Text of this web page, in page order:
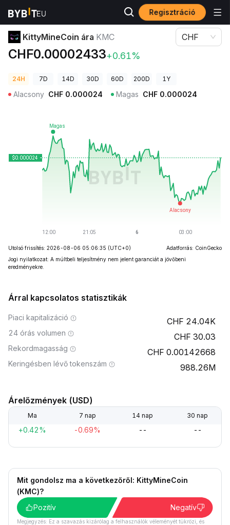
Regisztráció
Kriptovaluta árak KittyMineCoin ára KMC
KittyMineCoin ára KMC
CHF0.00002433+0.61%
CHF
24H 7D 14D 30D 60D 200D 1Y
Alacsony CHF 0.000024 Magas CHF 0.000024
Utolsó frissítés: 2026-08-06 05:06:35 (UTC+0)
Adatforrás: CoinGecko
Jogi nyilatkozat: A múltbeli teljesítmény nem jelent garanciát a jövőbeni
eredményekre.
Árral kapcsolatos statisztikák
Piaci kapitalizáció 24.04K
24 órás volumen 30.03
Rekordmagasság 0.00142668
Keringésben lévő tokenszám 988.26M
Árelőzmények (USD)
Ma 7 nap 14 nap 30 nap
+0.42% -0.69% -- --
Mit gondolsz ma a következőről: KittyMineCoin
(KMC)?
Pozitív
Negatív
Megjegyzés: Ez a szavazás kizárólag a felhasználók véleményét tükrözi, és